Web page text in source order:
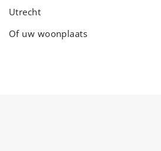
Utrecht
Of uw woonplaats